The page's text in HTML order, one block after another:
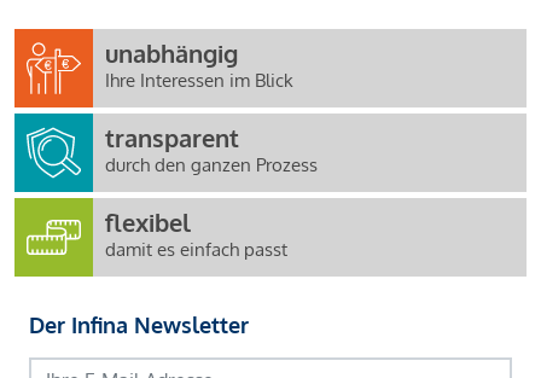
unabhängig
Ihre Interessen im Blick
transparent
durch den ganzen Prozess
flexibel
damit es einfach passt
Der Infina Newsletter